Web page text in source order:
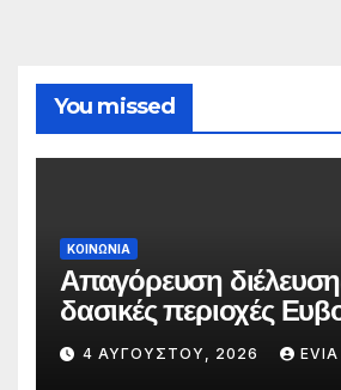
You missed
ΚΟΙΝΩΝΙΑ
Απαγόρευση
δασικές περιοχές
πολύ υψηλού
πυρκαγιάς
4 ΑΥΓΟΎΣΤΟΥ, 2026